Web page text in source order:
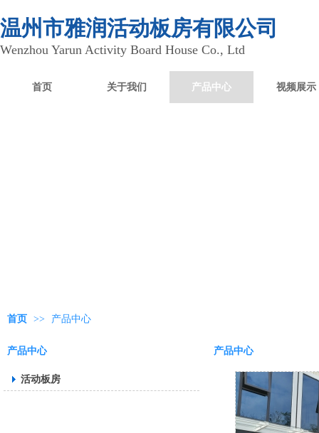
温州市雅润活动板房有限公司
Wenzhou Yarun Activity Board House Co., Ltd
首页 关于我们 产品中心 视频展示
首页 >> 产品中心
产品中心
活动板房
产品中心